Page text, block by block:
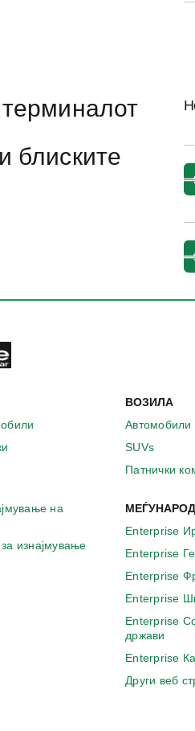
блиските
на
изнајмување
ВОЗИЛА
Автомобили
SUVs
Патнички
Enterprise
Enterprise
Enterprise
Enterprise
Enterprise
држави
Enterprise
Други веб